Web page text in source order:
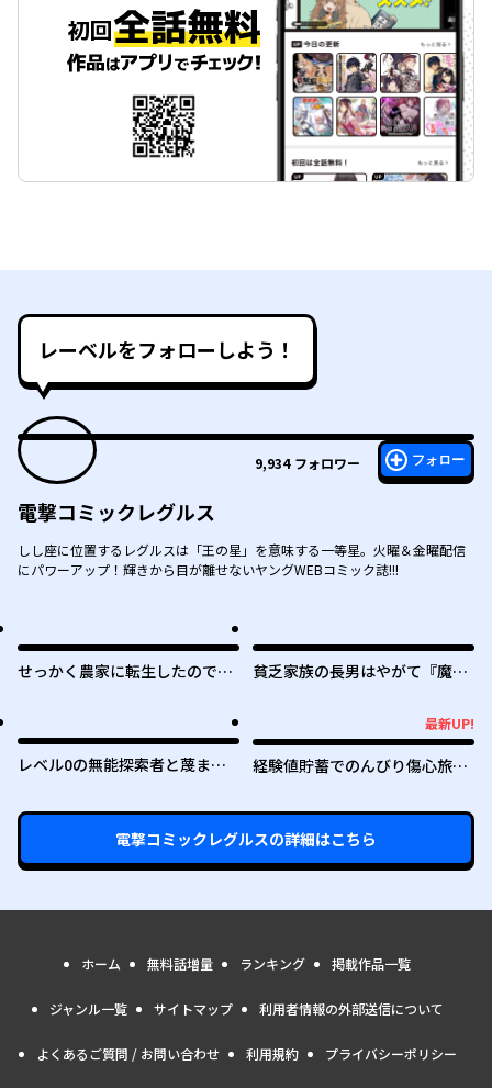
レーベルをフォローしよう！
9,934 フォロワー フォロー
電撃コミックレグルス
しし座に位置するレグルスは「王の星」を意味する一等星。火曜＆金曜配信
にパワーアップ！輝きから目が離せないヤングWEBコミック誌!!!
せっかく農家に転生したので勇
貧乏家族の長男はやがて『魔
レベル0の無能探索者と蔑まれ
ンキング1位は謎の人～
最新UP!
経験値貯蓄でのんびり傷心旅行
の無自覚ざまぁ～
電撃コミックレグルスの詳細はこちら
ホーム 無料話増量 ランキング 掲載作品一覧
ジャンル一覧 サイトマップ 利用者情報の外部送信について
よくあるご質問 / お問い合わせ 利用規約 プライバシーポリシー